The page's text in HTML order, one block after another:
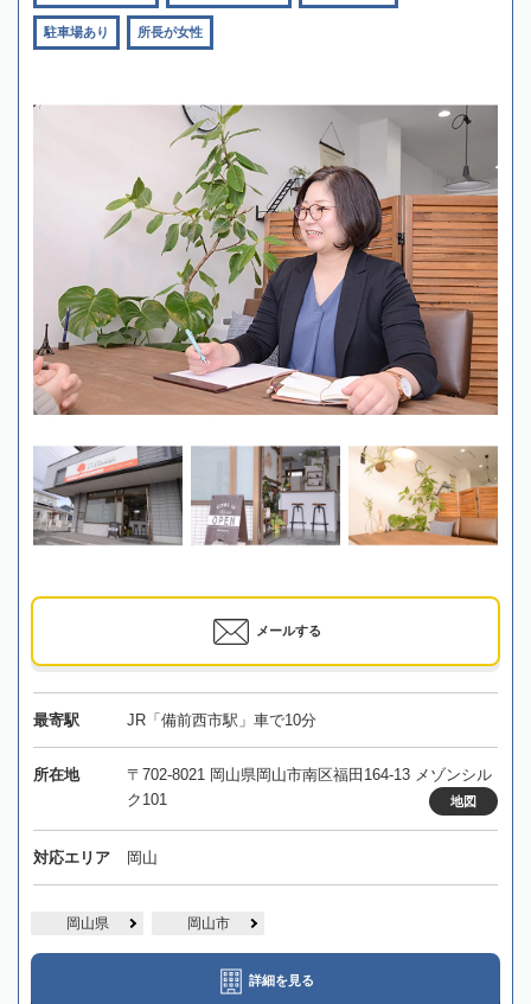
駐車場あり 所長が女性
メールする
最寄駅 JR「備前西市駅」車で10分
所在地
〒702-8021 岡山県岡山市南区福田164-13 メゾンシル
ク101
地図
対応エリア 岡山
岡山県 岡山市
詳細を見る